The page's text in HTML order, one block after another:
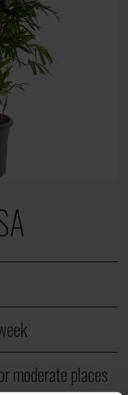
moderate places